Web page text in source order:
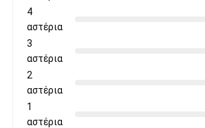
4
αστέρια
3
αστέρια
2
αστέρια
1
αστέρια